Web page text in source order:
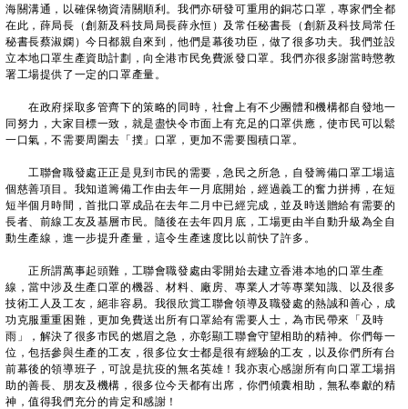
海關溝通，以確保物資清關順利。我們亦研發可重用的銅芯口罩，專家們全都
在此，薛局長（創新及科技局局長薛永恒）及常任秘書長（創新及科技局常任
秘書長蔡淑嫻）今日都親自來到，他們是幕後功臣，做了很多功夫。我們並設
立本地口罩生產資助計劃，向全港市民免費派發口罩。我們亦很多謝當時懲教
署工場提供了一定的口罩產量。
在政府採取多管齊下的策略的同時，社會上有不少團體和機構都自發地一
同努力，大家目標一致，就是盡快令市面上有充足的口罩供應，使市民可以鬆
一口氣，不需要周圍去「撲」口罩，更加不需要囤積口罩。
工聯會職發處正正是見到市民的需要，急民之所急，自發籌備口罩工場這
個慈善項目。我知道籌備工作由去年一月底開始，經過義工的奮力拼搏，在短
短半個月時間，首批口罩成品在去年二月中已經完成，並及時送贈給有需要的
長者、前線工友及基層市民。隨後在去年四月底，工場更由半自動升級為全自
動生產線，進一步提升產量，這令生產速度比以前快了許多。
正所謂萬事起頭難，工聯會職發處由零開始去建立香港本地的口罩生產
線，當中涉及生產口罩的機器、材料、廠房、專業人才等專業知識、以及很多
技術工人及工友，絕非容易。我很欣賞工聯會領導及職發處的熱誠和善心，成
功克服重重困難，更加免費送出所有口罩給有需要人士，為市民帶來「及時
雨」，解決了很多市民的燃眉之急，亦彰顯工聯會守望相助的精神。你們每一
位，包括參與生產的工友，很多位女士都是很有經驗的工友，以及你們所有台
前幕後的領導班子，可說是抗疫的無名英雄！我亦衷心感謝所有向口罩工場捐
助的善長、朋友及機構，很多位今天都有出席，你們傾囊相助，無私奉獻的精
神，值得我們充分的肯定和感謝！